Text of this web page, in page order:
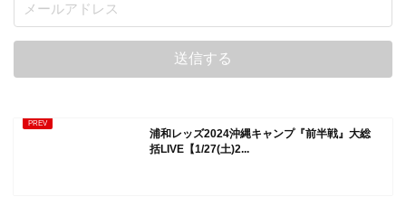
浦和レッズ2024沖縄キャンプ『前半戦』大総
括LIVE【1/27(土)2...